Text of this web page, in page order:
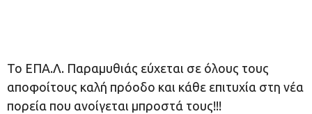
Το ΕΠΑ.Λ. Παραμυθιάς εύχεται σε όλους τους
αποφοίτους καλή πρόοδο και κάθε επιτυχία στη νέα
πορεία που ανοίγεται μπροστά τους!!!